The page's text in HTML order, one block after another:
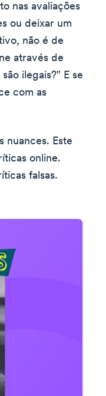
nas avaliações
ou deixar um
não é de
através de
ilegais?" E se
com as
nuances. Este
online.
falsas.